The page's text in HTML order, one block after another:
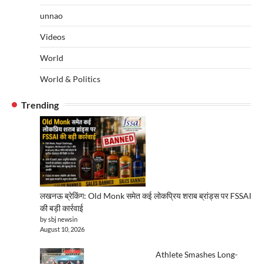
unnao
Videos
World
World & Politics
Trending
लखनऊ ब्रेकिंग: Old Monk समेत कई लोकप्रिय शराब ब्रांड्स पर FSSAI
की बड़ी कार्रवाई
by sbj newsin
August 10, 2026
Athlete Smashes Long-